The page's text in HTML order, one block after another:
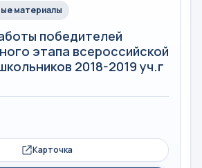
материалы
победителей
этапа всероссийской
2018-2019 уч.г
Карточка